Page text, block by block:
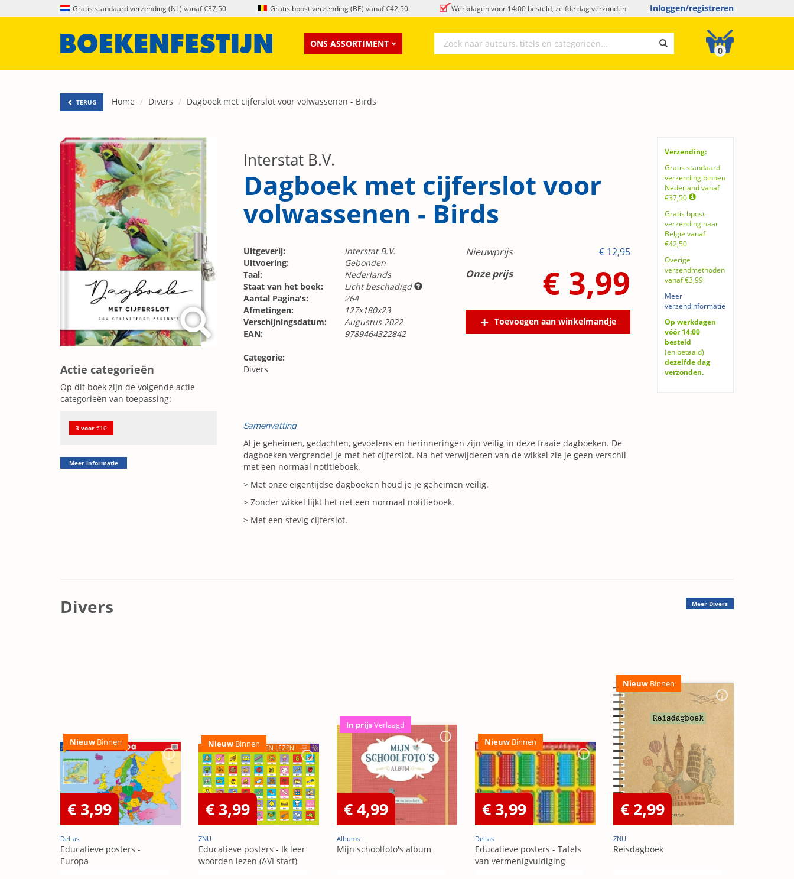
Gratis standaard verzending (NL) vanaf €37,50 Gratis bpost verzending (BE) vanaf €42,50 Werkdagen voor 14:00 besteld, zelfde dag verzonden Inloggen/registreren
ONS ASSORTIMENT
0
TERUG Home Divers Dagboek met cijferslot voor volwassenen - Birds
Actie categorieën
Op dit boek zijn de volgende actie
categorieën van toepassing:
3 voor €10
Meer informatie
Verzending:
Gratis standaard
verzending binnen
Nederland vanaf
€37,50
Gratis bpost
verzending naar
België vanaf
€42,50
Overige
verzendmethoden
vanaf €3,99.
Meer
verzendinformatie
Op werkdagen
vóór 14:00
besteld
(en betaald)
dezelfde dag
verzonden.
Interstat B.V.
Dagboek met cijferslot voor
volwassenen - Birds
Uitgeverij:
Interstat B.V.
Uitvoering:
Gebonden
Taal:
Nederlands
Staat van het boek:
Licht beschadigd
Aantal Pagina's:
264
Afmetingen:
127x180x23
Verschijningsdatum:
Augustus 2022
EAN:
9789464322842
Nieuwprijs
€ 12,95
Onze prijs
€ 3,99
Toevoegen aan winkelmandje
Categorie:
Divers
Samenvatting
Al je geheimen, gedachten, gevoelens en herinneringen zijn veilig in deze fraaie dagboeken. De
dagboeken vergrendel je met het cijferslot. Na het verwijderen van de wikkel zie je geen verschil
met een normaal notitieboek.
> Met onze eigentijdse dagboeken houd je je geheimen veilig.
> Zonder wikkel lijkt het net een normaal notitieboek.
> Met een stevig cijferslot.
Divers Meer Divers
Nieuw Binnen
€ 3,99
Deltas
Educatieve posters -
Europa
Nieuw Binnen
€ 3,99
ZNU
Educatieve posters - Ik leer
woorden lezen (AVI start)
In prijsVerlaagd
€ 4,99
Albums
Mijn schoolfoto's album
Nieuw Binnen
€ 3,99
Deltas
Educatieve posters - Tafels
van vermenigvuldiging
Nieuw Binnen
€ 2,99
ZNU
Reisdagboek